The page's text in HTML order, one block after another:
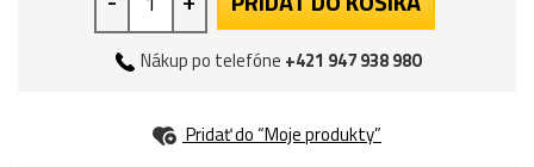
Nákup po telefóne +421 947 938 980
Pridať do “Moje produkty”